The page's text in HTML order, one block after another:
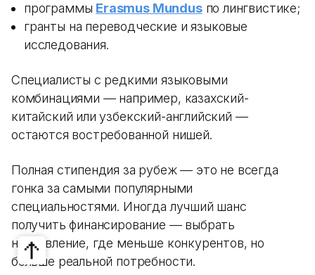
программы Erasmus Mundusпо лингвистике;
гранты на переводческие и языковые
исследования.
Специалисты с редкими языковыми
комбинациями — например, казахский-
китайский или узбекский-английский —
остаются востребованной нишей.
Полная стипендия за рубеж — это не всегда
гонка за самыми популярными
специальностями. Иногда лучший шанс
получить финансирование — выбрать
направление, где меньше конкурентов, но
больше реальной потребности.